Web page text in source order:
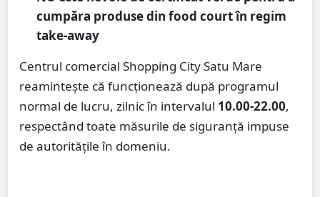
cumpăra produse din food court în regim
take-away
Centrul comercial Shopping City Satu Mare
reamintește că funcționează după programul
normal de lucru, zilnic în intervalul 10.00-22.00,
respectând toate măsurile de siguranță impuse
de autoritățile în domeniu.